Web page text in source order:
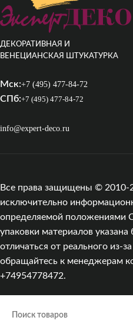
ДЕКОРАТИВНАЯ И
ВЕНЕЦИАНСКАЯ ШТУКАТУРКА
Мск:+7 (495) 477-84-72
СПб:+7 (495) 477-84-72
info@expert-deco.ru
Все права защищены © 2010-
исключительно
определяемой положениями
упаковки материалов
отличаться от реального
обращайтесь к менеджерам
+74954778472.
Мы используем